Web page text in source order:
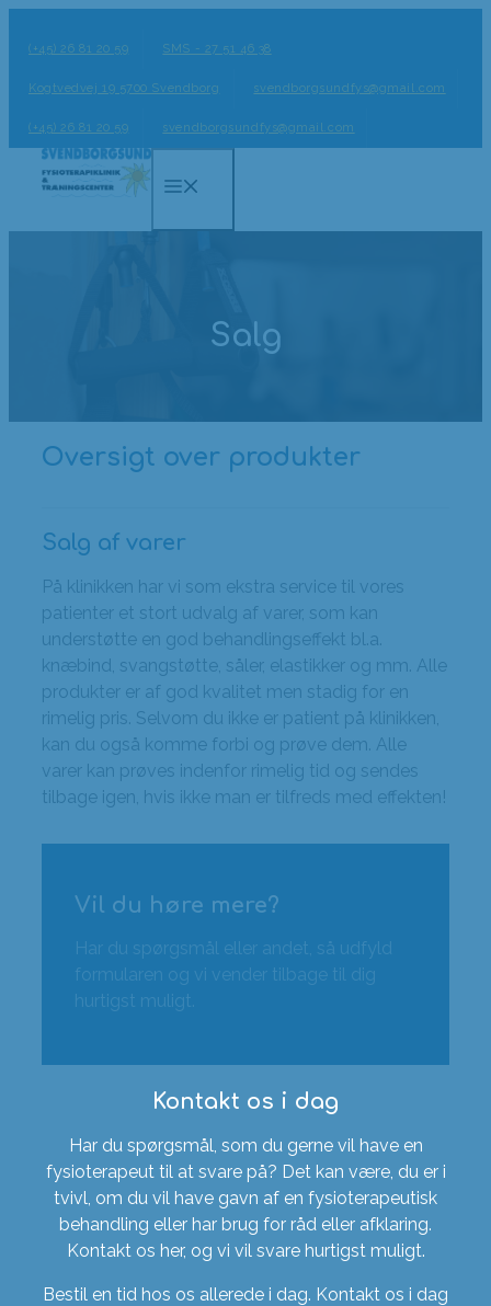
(+45) 26 81 20 59 SMS - 27 51 46 38
Kogtvedvej 19 5700 Svendborg svendborgsundfys@gmail.com
(+45) 26 81 20 59 svendborgsundfys@gmail.com
Salg
Oversigt over produkter
Salg af varer
På klinikken har vi som ekstra service til vores
patienter et stort udvalg af varer, som kan
understøtte en god behandlingseffekt bl.a.
knæbind, svangstøtte, såler, elastikker og mm. Alle
produkter er af god kvalitet men stadig for en
rimelig pris. Selvom du ikke er patient på klinikken,
kan du også komme forbi og prøve dem. Alle
varer kan prøves indenfor rimelig tid og sendes
tilbage igen, hvis ikke man er tilfreds med effekten!
Vil du høre mere?
Har du spørgsmål eller andet, så udfyld
formularen og vi vender tilbage til dig
hurtigst muligt.
Kontakt os i dag
Har du spørgsmål, som du gerne vil have en
fysioterapeut til at svare på? Det kan være, du er i
tvivl, om du vil have gavn af en fysioterapeutisk
behandling eller har brug for råd eller afklaring.
Kontakt os her, og vi vil svare hurtigst muligt.
Bestil en tid hos os allerede i dag. Kontakt os i dag